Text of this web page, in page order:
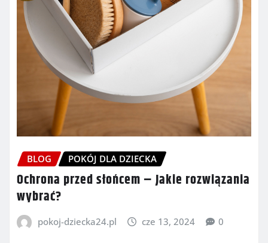
BLOG POKÓJ DLA DZIECKA
Ochrona przed słońcem – Jakie rozwiązania
wybrać?
pokoj-dziecka24.pl cze 13, 2024 0